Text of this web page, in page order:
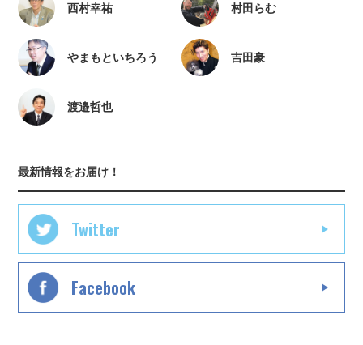
西村幸祐 村田らむ
やまもといちろう 吉田豪
渡邉哲也
最新情報をお届け！
Twitter
Facebook